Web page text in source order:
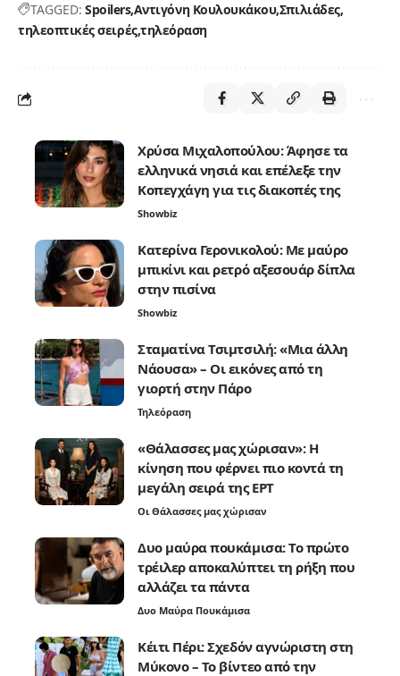
TAGGED: SpoilersΑντιγόνη ΚουλουκάκουΣπιλιάδες
τηλεοπτικές σειρέςτηλεόραση
Χρύσα Μιχαλοπούλου: Άφησε τα
ελληνικά νησιά και επέλεξε την
Κοπεγχάγη για τις διακοπές της
Showbiz
Κατερίνα Γερονικολού: Με μαύρο
μπικίνι και ρετρό αξεσουάρ δίπλα
στην πισίνα
Showbiz
Σταματίνα Τσιμτσιλή: «Μια άλλη
Νάουσα» – Οι εικόνες από τη
γιορτή στην Πάρο
Τηλεόραση
«Θάλασσες μας χώρισαν»: Η
κίνηση που φέρνει πιο κοντά τη
μεγάλη σειρά της ΕΡΤ
Οι Θάλασσες μας χώρισαν
Δυο μαύρα πουκάμισα: Το πρώτο
τρέιλερ αποκαλύπτει τη ρήξη που
αλλάζει τα πάντα
Δυο Μαύρα Πουκάμισα
Κέιτι Πέρι: Σχεδόν αγνώριστη στη
Μύκονο – Το βίντεο από την